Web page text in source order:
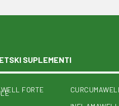
SUPLEMENTI
FORTE
CURCUMAWELL